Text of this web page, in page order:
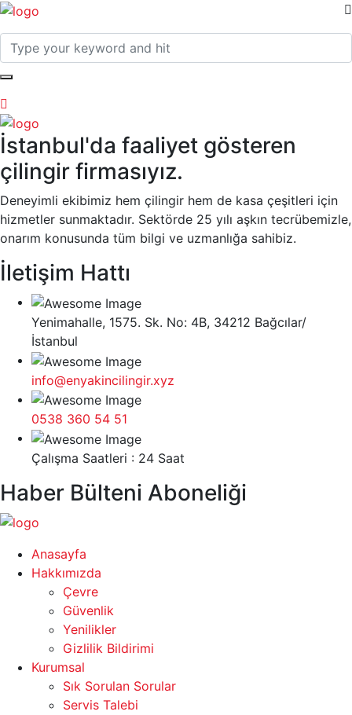
İstanbul'da faaliyet gösteren
çilingir firmasıyız.
Deneyimli ekibimiz hem çilingir hem de kasa çeşitleri için
hizmetler sunmaktadır. Sektörde 25 yılı aşkın tecrübemizle,
onarım konusunda tüm bilgi ve uzmanlığa sahibiz.
İletişim Hattı
Yenimahalle, 1575. Sk. No: 4B, 34212 Bağcılar/
İstanbul
info@enyakincilingir.xyz
0538 360 54 51
Çalışma Saatleri : 24 Saat
Haber Bülteni Aboneliği
Anasayfa
Hakkımızda
Çevre
Güvenlik
Yenilikler
Gizlilik Bildirimi
Kurumsal
Sık Sorulan Sorular
Servis Talebi